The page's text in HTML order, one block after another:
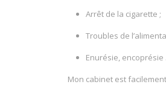
Arrêt de la cigarette ;
Troubles de
Enurésie,
Mon cabinet est